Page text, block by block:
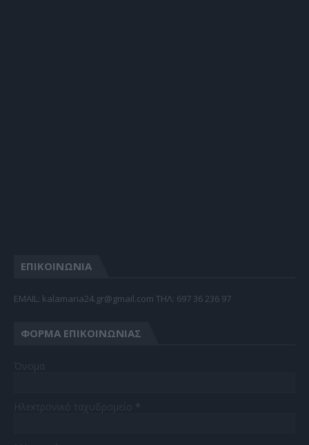
ΕΠΙΚΟΙΝΩΝΙΑ
EMAIL: kalamaria24.gr@gmail.com TΗΛ: 697 36 236 97
ΦΌΡΜΑ ΕΠΙΚΟΙΝΩΝΊΑΣ